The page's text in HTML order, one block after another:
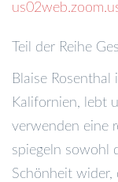
Teil der Reihe
Blaise Rosenthal
Kalifornien, lebt
verwenden eine
spiegeln sowohl
Schönheit wider,